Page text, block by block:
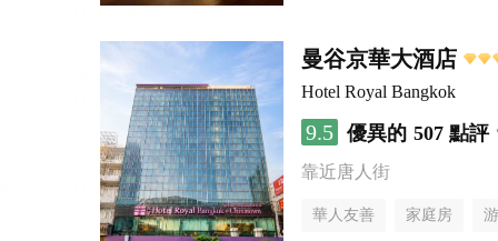
曼谷京華大酒店
Hotel Royal Bangkok
9.5 優異的 507 點評
靠近唐人街
華人友善 家庭房